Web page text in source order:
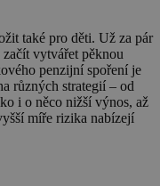
také pro děti. Už za pár
vytvářet pěknou
penzijní spoření je
různých strategií – od
i o něco nižší výnos, až
míře rizika nabízejí